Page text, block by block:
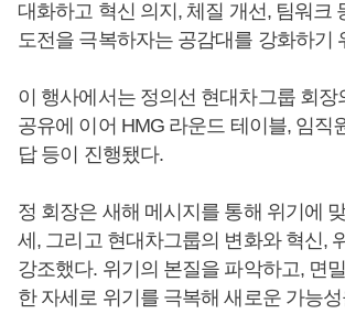
대화하고 혁신 의지, 체질 개선, 팀워크
도전을 극복하자는 공감대를 강화하기
이 행사에서는 정의선 현대차그룹 회장
공유에 이어 HMG 라운드 테이블, 임직
답 등이 진행됐다.
정 회장은 새해 메시지를 통해 위기에
세, 그리고 현대차그룹의 변화와 혁신,
강조했다. 위기의 본질을 파악하고, 면
한 자세로 위기를 극복해 새로운 가능